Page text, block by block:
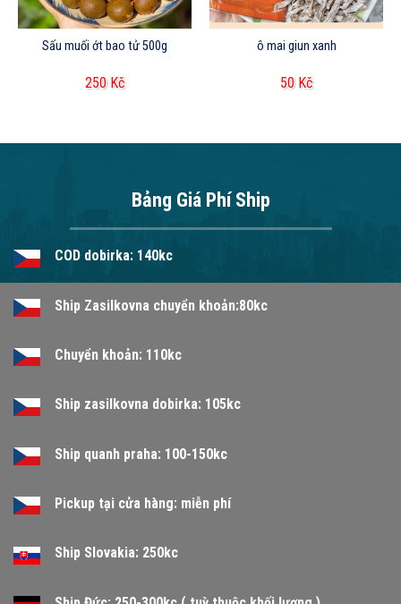
Sấu muối ớt bao tử 500g
250 Kč
ô mai giun xanh
50 Kč
Bảng Giá Phí Ship
COD dobirka: 140kc
Ship Zasilkovna chuyển khoản:80kc
Chuyển khoản: 110kc
Ship zasilkovna dobirka: 105kc
Ship quanh praha: 100-150kc
Pickup tại cửa hàng: miễn phí
Ship Slovakia: 250kc